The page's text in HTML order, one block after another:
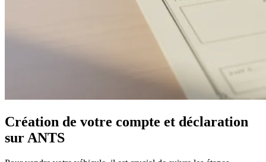
Création de votre compte et déclaration
sur ANTS